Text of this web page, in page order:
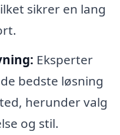
sikrer en lang
Eksperter
bedste løsning
herunder valg
og stil.